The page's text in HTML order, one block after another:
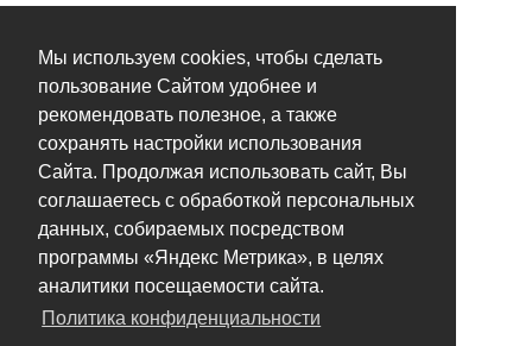
Мы используем cookies, чтобы сделать
пользование Сайтом удобнее и
рекомендовать полезное, а также
сохранять настройки использования
Сайта. Продолжая использовать сайт, Вы
соглашаетесь с обработкой персональных
данных, собираемых посредством
программы «Яндекс Метрика», в целях
аналитики посещаемости сайта.
Политика конфиденциальности